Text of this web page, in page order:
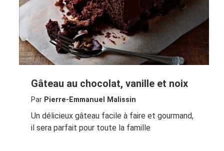
Gâteau au chocolat, vanille et noix
Par Pierre-Emmanuel Malissin
Un délicieux gâteau facile à faire et gourmand,
il sera parfait pour toute la famille